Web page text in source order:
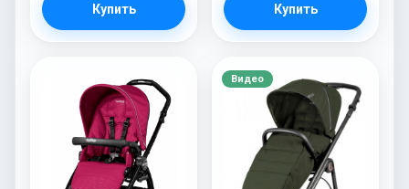
Купить Купить
Видео